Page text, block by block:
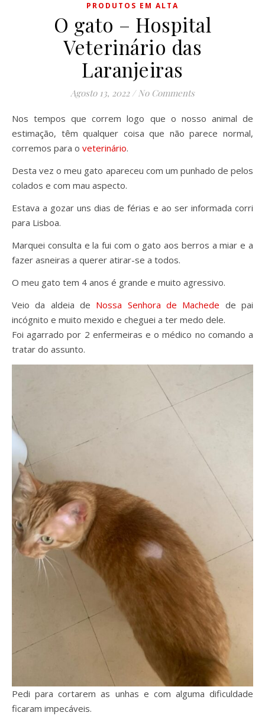
PRODUTOS EM ALTA
O gato – Hospital
Veterinário das
Laranjeiras
Agosto 13, 2022 / No Comments
Nos tempos que correm logo que o nosso animal de
estimação, têm qualquer coisa que não parece normal,
corremos para o veterinário.
Desta vez o meu gato apareceu com um punhado de pelos
colados e com mau aspecto.
Estava a gozar uns dias de férias e ao ser informada corri
para Lisboa.
Marquei consulta e la fui com o gato aos berros a miar e a
fazer asneiras a querer atirar-se a todos.
O meu gato tem 4 anos é grande e muito agressivo.
Veio da aldeia de Nossa Senhora de Machede de pai
incógnito e muito mexido e cheguei a ter medo dele.
Foi agarrado por 2 enfermeiras e o médico no comando a
tratar do assunto.
Pedi para cortarem as unhas e com alguma dificuldade
ficaram impecáveis.